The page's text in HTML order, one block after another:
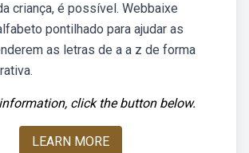
criança, é possível. Webbaixe
pontilhado para ajudar as
as letras de a a z de forma
click the button below.
LEARN MORE